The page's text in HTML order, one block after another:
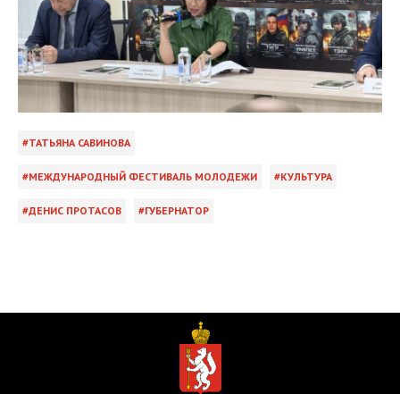
ТАТЬЯНА САВИНОВА
МЕЖДУНАРОДНЫЙ ФЕСТИВАЛЬ МОЛОДЕЖИ КУЛЬТУРА
ДЕНИС ПРОТАСОВ ГУБЕРНАТОР